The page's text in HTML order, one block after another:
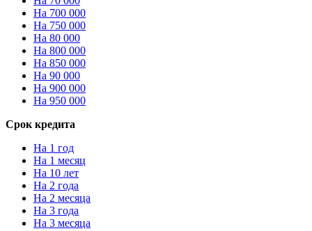
На 700 000
На 750 000
На 80 000
На 800 000
На 850 000
На 90 000
На 900 000
На 950 000
Срок кредита
На 1 год
На 1 месяц
На 10 лет
На 2 года
На 2 месяца
На 3 года
На 3 месяца